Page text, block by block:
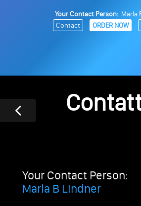
Your Contact Person: Marla
Contact
ORDER NOW
Your Contact Person:
Marla B Lindner